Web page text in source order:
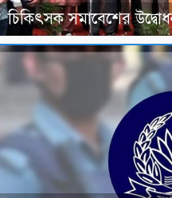
চিকিৎসক সমাবেশের